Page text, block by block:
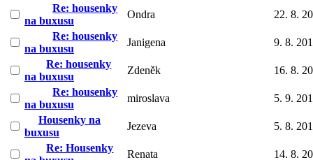
Re: housenky
na buxusu
Ondra
22. 8.
Re: housenky
na buxusu
Janigena
9. 8.
Re: housenky
na buxusu
Zdeněk
16. 8.
Re: housenky
na buxusu
miroslava
5. 9.
Housenky na
buxusu
Jezeva
5. 8.
Re: Housenky
Renata
14. 8.